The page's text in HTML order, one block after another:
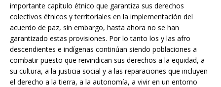
importante capítulo étnico que garantiza sus derechos
colectivos étnicos y territoriales en la implementación del
acuerdo de paz, sin embargo, hasta ahora no se han
garantizado estas provisiones. Por lo tanto los y las afro
descendientes e indígenas continúan siendo poblaciones a
combatir puesto que reivindican sus derechos a la equidad, a
su cultura, a la justicia social y a las reparaciones que incluyen
el derecho a la tierra, a la autonomía, a vivir en un entorno